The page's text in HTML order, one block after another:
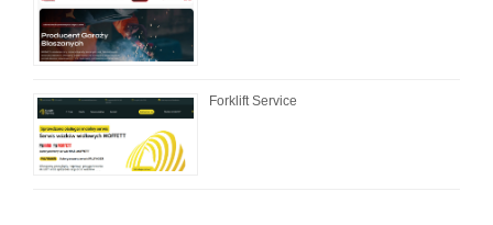
Forklift Service